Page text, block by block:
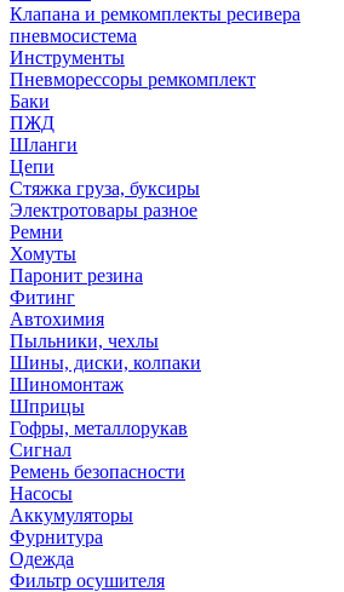
Клапана и ремкомплекты ресивера
пневмосистема
Инструменты
Пневморессоры ремкомплект
Баки
ПЖД
Шланги
Цепи
Стяжка груза, буксиры
Электротовары разное
Ремни
Хомуты
Паронит резина
Фитинг
Автохимия
Пыльники, чехлы
Шины, диски, колпаки
Шиномонтаж
Шприцы
Гофры, металлорукав
Сигнал
Ремень безопасности
Насосы
Аккумуляторы
Фурнитура
Одежда
Фильтр осушителя